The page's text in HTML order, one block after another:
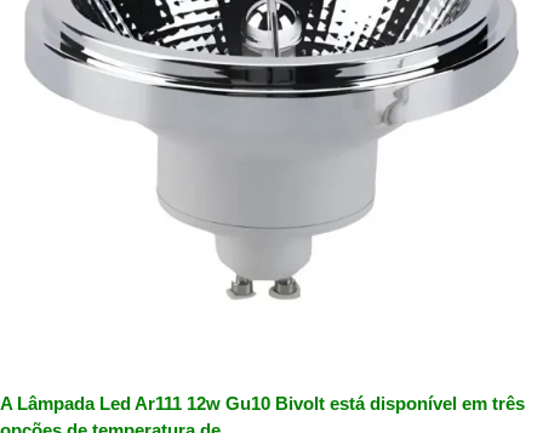
A Lâmpada Led Ar111 12w Gu10 Bivolt está disponível em três